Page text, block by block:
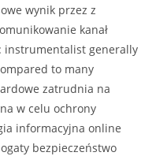
wynik przez z
kanał
instrumentalist generally
to many
zatrudnia na
w celu ochrony
informacyjna online
bezpieczeństwo